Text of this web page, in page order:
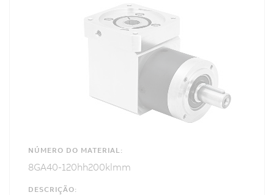
NÚMERO DO MATERIAL:
8GA40-120hh200klmm
DESCRIÇÃO: